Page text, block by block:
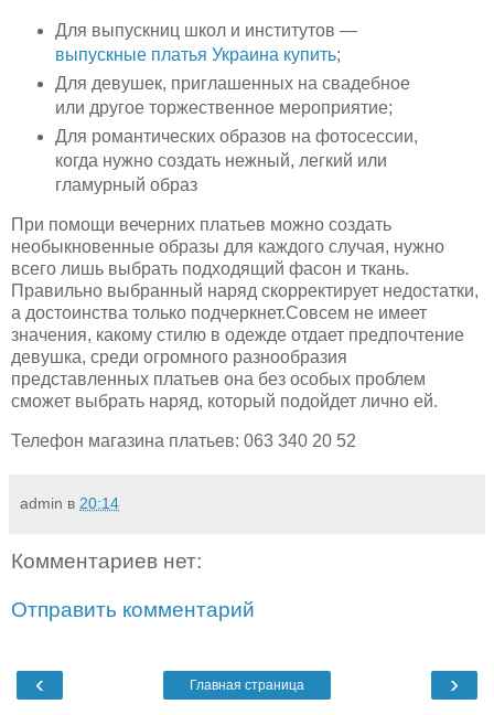
Для выпускниц школ и институтов —
выпускные платья Украина купить;
Для девушек, приглашенных на свадебное
или другое торжественное мероприятие;
Для романтических образов на фотосессии,
когда нужно создать нежный, легкий или
гламурный образ
При помощи вечерних платьев можно создать
необыкновенные образы для каждого случая, нужно
всего лишь выбрать подходящий фасон и ткань.
Правильно выбранный наряд скорректирует недостатки,
а достоинства только подчеркнет.Совсем не имеет
значения, какому стилю в одежде отдает предпочтение
девушка, среди огромного разнообразия
представленных платьев она без особых проблем
сможет выбрать наряд, который подойдет лично ей.
Телефон магазина платьев: 063 340 20 52
admin в 20:14
Комментариев нет:
Отправить комментарий
‹ ›
Главная страница